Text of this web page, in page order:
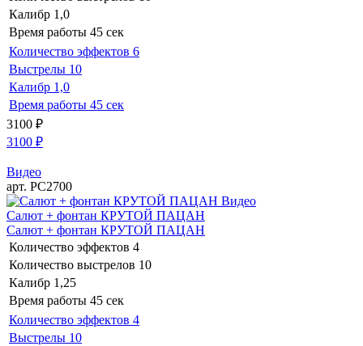
Калибр 1,0
Время работы 45 сек
Количество эффектов 6
Выстрелы 10
Калибр 1,0
Время работы 45 сек
3100 ₽
3100 ₽
Видео
арт. РС2700
Видео
Салют + фонтан КРУТОЙ ПАЦАН
Салют + фонтан КРУТОЙ ПАЦАН
Количество эффектов 4
Количество выстрелов 10
Калибр 1,25
Время работы 45 сек
Количество эффектов 4
Выстрелы 10